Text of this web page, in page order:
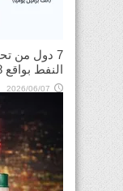
7 دول من
النفط بواقع 188 ألف برميل في يوليو المقبل
2026/06/07